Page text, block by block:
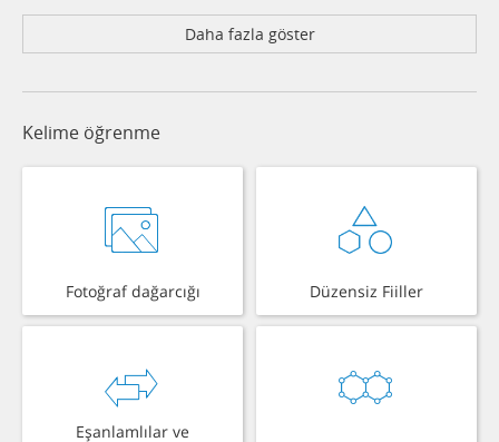
Daha fazla göster
Kelime öğrenme
Fotoğraf dağarcığı Düzensiz Fiiller
Eşanlamlılar ve